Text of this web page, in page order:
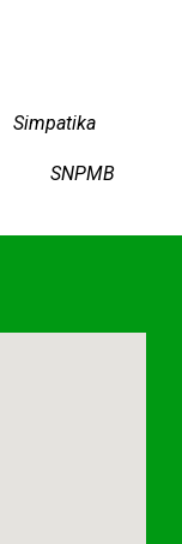
Simpatika
SNPMB